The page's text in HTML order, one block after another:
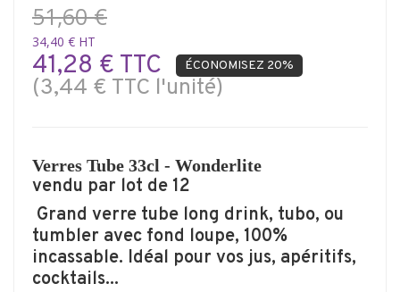
51,60 €
34,40 € HT
41,28 € TTC ÉCONOMISEZ 20%
(3,44 € TTC l'unité)
Verres Tube 33cl - Wonderlite
vendu par lot de 12
Grand verre tube long drink, tubo, ou
tumbler avec fond loupe, 100%
incassable. Idéal pour vos jus, apéritifs,
cocktails...